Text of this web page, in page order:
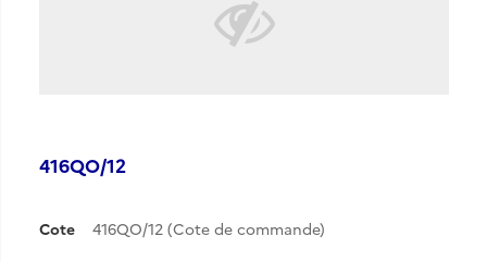
416QO/12
Cote 416QO/12 (Cote de commande)